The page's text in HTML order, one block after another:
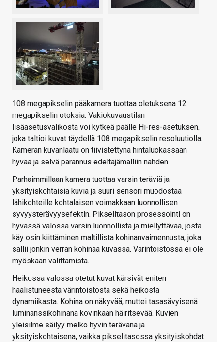
108 megapikselin pääkamera tuottaa oletuksena 12
megapikselin otoksia. Vakiokuvaustilan
lisäasetusvalikosta voi kytkeä päälle Hi-res-asetuksen,
joka taltioi kuvat täydellä 108 megapikselin resoluutiolla.
Kameran kuvanlaatu on tiivistettynä hintaluokassaan
hyvää ja selvä parannus edeltäjämalliin nähden.
Parhaimmillaan kamera tuottaa varsin teräviä ja
yksityiskohtaisia kuvia ja suuri sensori muodostaa
lähikohteille kohtalaisen voimakkaan luonnollisen
syvyysterävyysefektin. Pikselitason prosessointi on
hyvässä valossa varsin luonnollista ja miellyttävää, josta
käy osin kiittäminen maltillista kohinanvaimennusta, joka
sallii jonkin verran kohinaa kuvassa. Värintoistossa ei ole
myöskään valittamista.
Heikossa valossa otetut kuvat kärsivät eniten
haalistuneesta värintoistosta sekä heikosta
dynamiikasta. Kohina on näkyvää, muttei tasasävyisenä
luminanssikohinana kovinkaan häiritsevää. Kuvien
yleisilme säilyy melko hyvin terävänä ja
yksityiskohtaisena, vaikka pikselitasossa yksityiskohdat